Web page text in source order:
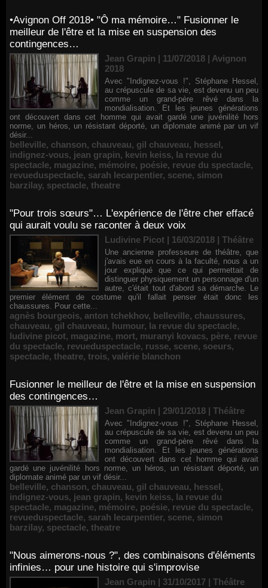
•Avignon Off 2018• "Ô ma mémoire…" Fusionner le
meilleur de l'être et la mise en suspension des
contingences…
Jean Grapin | 11/07/2018 | Avignon
2018
Avec "Indignez-vous !", Stéphane Hessel,
au crépuscule de sa vie, est devenu un peu
comme un grand-père rêvé dans la
mondialisation. Et les jeunes générations
ont découvert dans cet homme qui avait gardé une juvénilité hors
norme, un héros, un résistant déporté, un diplomate animé par un vif
désir...
belleville, chanson, chauveau, gil chauveau, hessel,
indignez-vous, jean grapin, kevin keiss, la revue du
spectacle, magazine, mémoire, poésie, revue du spectacle,
revueduspectacle, sarah lecarpentier, scene, simon
barzilay, spectacle, theatre
"Pour trois sœurs"… L'expérience de l'être cher effacé
qui aurait voulu se raconter à deux voix
Ludivine Picot | 16/03/2018 | Théâtre
Une ancienne professeure de théâtre, que
j'avais eue en cours à la faculté, nous a un
jour expliqué que ce qui permettait de
distinguer physiquement un personnage d'un
autre, c'était tout d'abord sa démarche. Le
premier élément de costume qu'il fallait penser était donc les
chaussures. Pour cette...
agnès bourgeois, anton tchekhov, belleville, chaussures,
chauveau, gil chauveau, humour, la revue du spectacle,
ludivine picot, magazine, mort, muranyi kovacs, père, revue
du spectacle, revueduspectacle, russe, scene, soeurs,
spectacle, theatre, trois, valérie blanchon
Fusionner le meilleur de l'être et la mise en suspension
des contingences…
Jean Grapin | 29/01/2018 | Théâtre
Avec "Indignez-vous !", Stéphane Hessel,
au crépuscule de sa vie, est devenu un peu
comme un grand-père rêvé dans la
mondialisation. Et les jeunes générations
ont découvert dans cet homme qui avait
gardé une juvénilité hors norme, un héros, un résistant déporté, un
diplomate animé par un vif désir...
belleville, chanson, chauveau, gil chauveau, hessel,
indignez-vous, jean grapin, kevin keiss, la revue du
spectacle, magazine, mémoire, poésie, revue du spectacle,
revueduspectacle, sarah lecarpentier, scene, simon
barzilay, spectacle, theatre
"Nous aimerons-nous ?", des combinaisons d'éléments
infinies… pour une histoire qui s'improvise
Jean Grapin | 31/10/2017 | Théâtre